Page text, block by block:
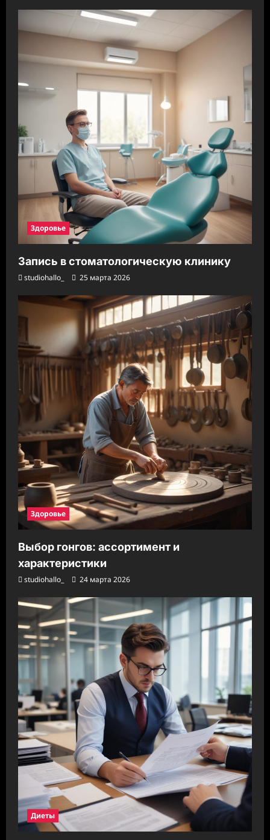
Здоровье
Запись в стоматологическую клинику
studiohallo_ 25 марта 2026
Здоровье
Выбор гонгов: ассортимент и
характеристики
studiohallo_ 24 марта 2026
Диеты